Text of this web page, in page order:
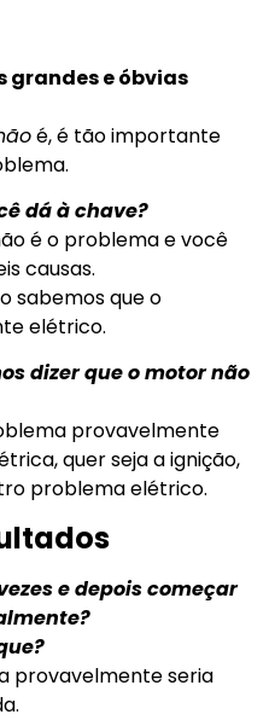
grandes e óbvias
é, é tão importante
dá à chave?
é o problema e você
causas.
sabemos que o
elétrico.
dizer que o motor não
provavelmente
quer seja a ignição,
problema elétrico.
e depois começar
provavelmente seria